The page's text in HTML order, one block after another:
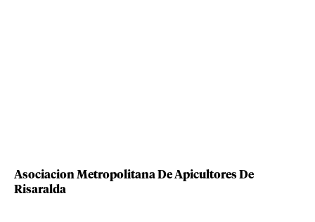
Asociacion Metropolitana De Apicultores De
Risaralda